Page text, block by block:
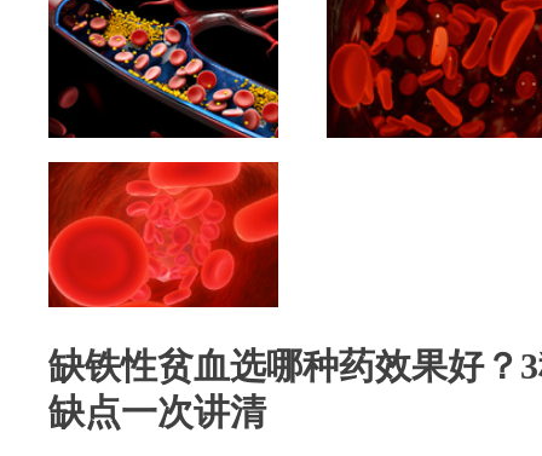
缺铁性贫血选哪种药效果好？
缺点一次讲清